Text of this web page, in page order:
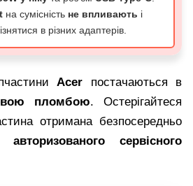
на сумісність не впливають і
в різних адаптерів.
Acer постачаються в
пломбою. Остерігайтеся
отримана безпосередньо
авторизованого сервісного